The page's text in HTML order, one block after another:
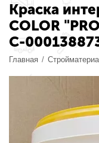
Краска
COLOR
С-
Главная /